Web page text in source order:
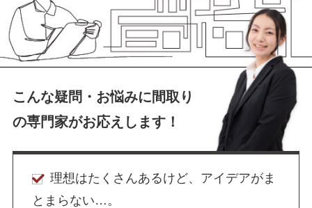
こんな疑問・お悩みに間取り
の専門家がお応えします！
理想はたくさんあるけど、アイデアがま
とまらない…。